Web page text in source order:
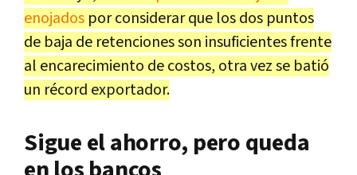
enojados por considerar que los dos puntos
de baja de retenciones son insuficientes frente
al encarecimiento de costos, otra vez se batió
un récord exportador.
Sigue el ahorro, pero queda